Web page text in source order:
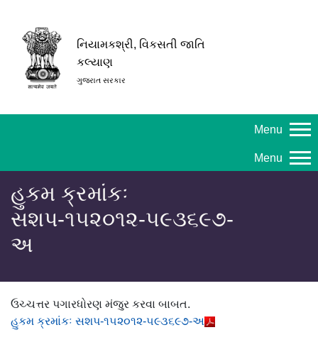
નિયામકશ્રી, વિકસતી જાતિ
કલ્યાણ
ગુજરાત સરકાર
Menu
Menu
હુકમ ક્રમાંકઃ
સશપ-૧૫૨૦૧૨-૫૯૩૬૯૭-
અ
ઉચ્ચત્તર પગારધોરણ મંજુર કરવા બાબત.
હુકમ ક્રમાંકઃ સશપ-૧૫૨૦૧૨-૫૯૩૬૯૭-અ